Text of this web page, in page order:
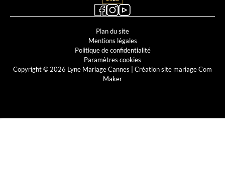
Plan du site
Mentions légales
Politique de confidentialité
Paramètres cookies
Copyright © 2026 Lyne Mariage Cannes | Création site mariage Com
Maker